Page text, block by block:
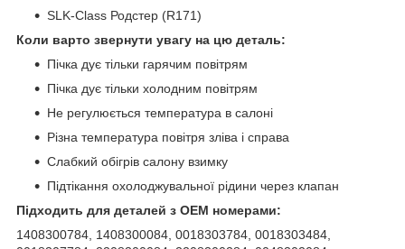
SLK-Class Родстер (R171)
Коли варто звернути увагу на цю деталь:
Пічка дує тільки гарячим повітрям
Пічка дує тільки холодним повітрям
Не регулюється температура в салоні
Різна температура повітря зліва і справа
Слабкий обігрів салону взимку
Підтікання охолоджувальної рідини через клапан
Підходить для деталей з OEM номерами:
1408300784, 1408300084, 0018303784, 0018303484,